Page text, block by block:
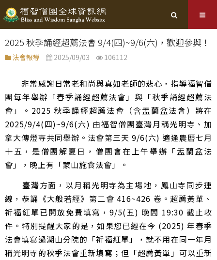
2025 秋季誦經超薦法會 9/4(四)~9/6(六)，歡迎參與！
法會報導 2025/09/03 106112
非常感謝日常老和尚與真如老師的悲心，指導福智僧
團每年舉辦「春季誦經超薦法會」與「秋季誦經超薦法
會」。2025 秋季誦經超薦法會（含盂蘭盆法會）將在
2025/9/4(四)~9/6(六) 由福智僧團臺灣月稱光明寺、加
拿大傳燈寺共同舉辦。法會第三天 9/6(六) 適逢農曆七月
十五，是僧團解夏日，僧團會在上午舉辦「盂蘭盆法
會」，晚上有「蒙山施食法會」。
臺灣方面，以月稱光明寺為主場地，鳳山寺同步連
線，恭誦《大般若經》第二會 416~426 卷。超薦黃單、
祈福紅單已開放免費填寫，9/5(五) 晚間 19:30 截止收
件。特別提醒大家的是，如果您已經在今 (2025) 年春季
法會填寫過湖山分院的「祈福紅單」，就不用在同一年月
稱光明寺的秋季法會重新填寫；但「超薦黃單」可以重新